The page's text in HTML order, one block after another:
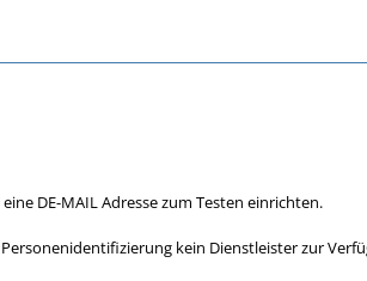
DE-MAIL Adresse zum Testen einrichten.
kein Dienstleister zur